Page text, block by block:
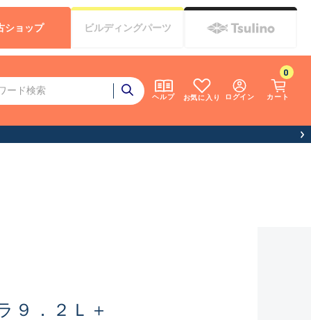
ヘルプ お気に入り ログイン カート
0
ショップ ビルディングパーツ
９．２Ｌ＋